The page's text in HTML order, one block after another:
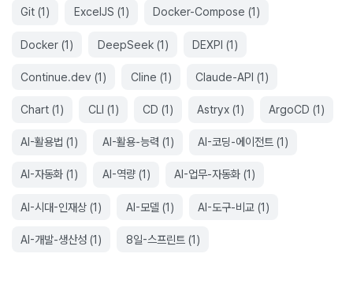
Git (1 ) ExcelJS (1 ) Docker-Compose (1 )
Docker (1) DeepSeek(1) DEXPI (1)
Continue.dev (1) Cline (1) Claude-API (1)
Chart (1) CLI (1) CD (1) Astryx (1) ArgoCD (1)
AI-활용법 (1) AI-활용-능력 (1) AI-코딩-에이전트 (1)
AI-자동화 (1) AI-역량(1) AI-업무-자동화(1)
AI-시대-인재상 (1) AI-모델 (1) AI-도구-비교(1)
AI-개발-생산성 (1) 8일-스프린트 (1)